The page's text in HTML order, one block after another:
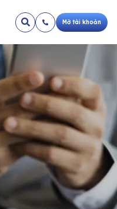
Mở tài khoản